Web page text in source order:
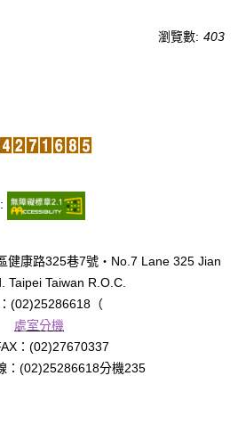
師資增能推廣
瀏覽數: 403
健康路325巷7號‧No.7 Lane 325 Jian
Taipei Taiwan R.O.C.
(02)25286618（
處室分機
：(02)27670337
：(02)25286618分機235